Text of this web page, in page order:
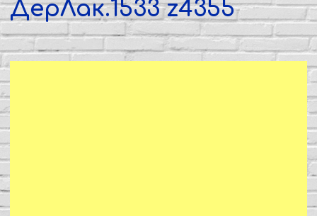
ДерЛак.1533 z4355